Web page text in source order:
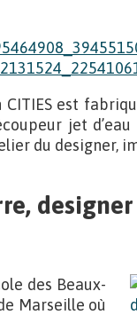
est
jet
du designer,
des Beaux-
Marseille où